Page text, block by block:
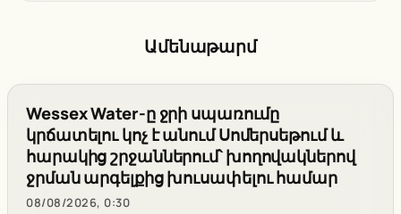
Ամենաթարմ
Wessex Water-ը ջրի սպառումը
կրճատելու կոչ է անում Սոմերսեթում և
հարակից շրջաններում՝ խողովակներով
ջրման արգելքից խուսափելու համար
08/08/2026, 0:30